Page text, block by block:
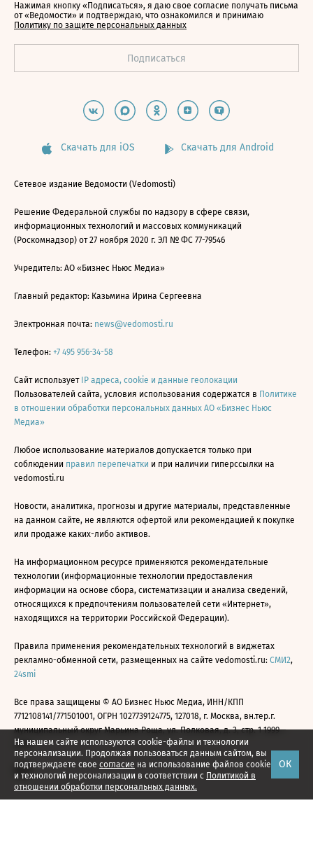
На нашем сайте используются cookie-файлы и технологии
персонализации. Продолжая пользоваться данным сайтом, вы
подтверждаете свое согласие на использование файлов cookie
и технологий персонализации в соответствии с Политикой в
отношении обработки персональных данных.
ОК
Нажимая кнопку «Подписаться», я даю свое согласие получать письма
от «Ведомости» и подтверждаю, что ознакомился и принимаю
Политику по защите персональных данных
Скачать для iOS Скачать для Android
Сетевое издание Ведомости (Vedomosti)
Решение Федеральной службы по надзору в сфере связи,
информационных технологий и массовых коммуникаций
(Роскомнадзор) от 27 ноября 2020 г. ЭЛ № ФС 77-79546
Учредитель: АО «Бизнес Ньюс Медиа»
Главный редактор: Казьмина Ирина Сергеевна
Электронная почта: news@vedomosti.ru
Телефон: +7 495 956-34-58
Сайт использует IP адреса, cookie и данные геолокации
Пользователей сайта, условия использования содержатся в Политике
в отношении обработки персональных данных АО «Бизнес Ньюс
Медиа»
Любое использование материалов допускается только при
соблюдении правил перепечатки и при наличии гиперссылки на
vedomosti.ru
Новости, аналитика, прогнозы и другие материалы, представленные
на данном сайте, не являются офертой или рекомендацией к покупке
или продаже каких-либо активов.
На информационном ресурсе применяются рекомендательные
технологии (информационные технологии предоставления
информации на основе сбора, систематизации и анализа сведений,
относящихся к предпочтениям пользователей сети «Интернет»,
находящихся на территории Российской Федерации).
Правила применения рекомендательных технологий в виджетах
рекламно-обменной сети, размещенных на сайте vedomosti.ru: СМИ2,
24smi
Все права защищены © АО Бизнес Ньюс Медиа, ИНН/КПП
7712108141/771501001, ОГРН 1027739124775, 127018, г. Москва, вн.тер.г.
муниципальный округ Марьина Роща, ул. Полковая, д. 3, стр. 1 1999—
2026